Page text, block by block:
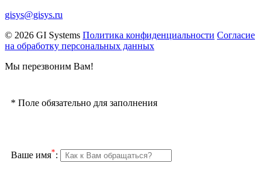
gisys@gisys.ru
© 2026 GI Systems Политика конфиденциальности Согласие
на обработку персональных данных
Мы перезвоним Вам!
* Поле обязательно для заполнения
Ваше имя*: